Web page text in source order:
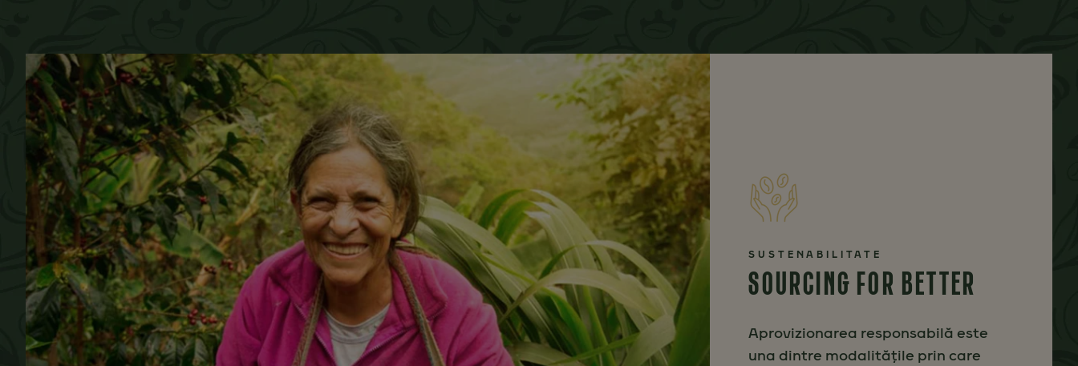
SUSTENABILITATE
SOURCING FOR BETTER
Aprovizionarea responsabilă este
una dintre modalitățile prin care